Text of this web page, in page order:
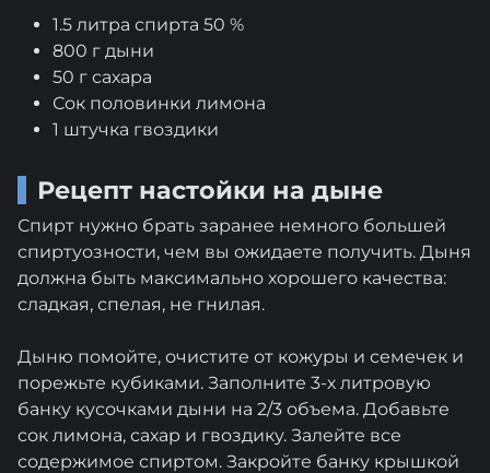
1.5 литра спирта 50 %
800 г дыни
50 г сахара
Сок половинки лимона
1 штучка гвоздики
Рецепт настойки на дыне
Спирт нужно брать заранее немного большей
спиртуозности, чем вы ожидаете получить. Дыня
должна быть максимально хорошего качества:
сладкая, спелая, не гнилая.
Дыню помойте, очистите от кожуры и семечек и
порежьте кубиками. Заполните 3-х литровую
банку кусочками дыни на 2/3 объема. Добавьте
сок лимона, сахар и гвоздику. Залейте все
содержимое спиртом. Закройте банку крышкой